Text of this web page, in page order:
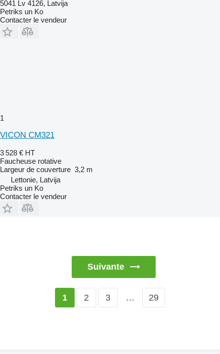
5041 Lv 4126, Latvija
Petriks un Ko
Contacter le vendeur
1
VICON CM321
3 528 € HT
Faucheuse rotative
Largeur de couverture 3,2 m
Lettonie, Latvija
Petriks un Ko
Contacter le vendeur
Suivante
1 2 3 … 29